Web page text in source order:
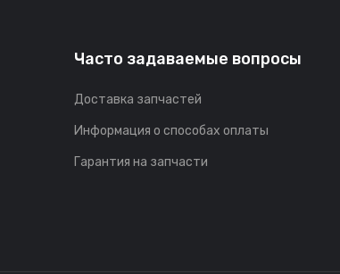
Часто задаваемые вопросы
Доставка запчастей
Информация о способах оплаты
Гарантия на запчасти